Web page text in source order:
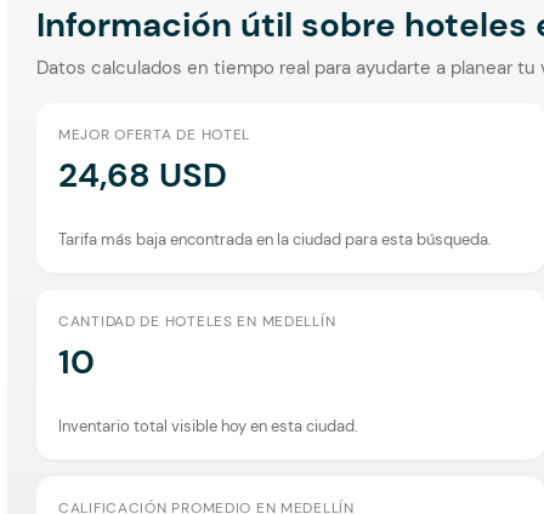
Información útil sobre hoteles
Datos calculados en tiempo real para ayudarte a planear
MEJOR OFERTA DE HOTEL
24,68 USD
Tarifa más baja encontrada en la ciudad para esta búsqueda.
CANTIDAD DE HOTELES EN MEDELLÍN
10
Inventario total visible hoy en esta ciudad.
CALIFICACIÓN PROMEDIO EN MEDELLÍN